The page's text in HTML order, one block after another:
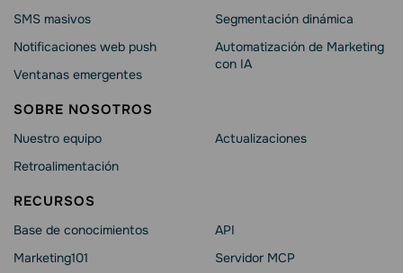
SMS masivos
Notificaciones web push
Ventanas emergentes
Segmentación dinámica
Automatización de Marketing
con IA
SOBRE NOSOTROS
Nuestro equipo
Retroalimentación
Actualizaciones
RECURSOS
Base de conocimientos
Marketing101
API
Servidor MCP